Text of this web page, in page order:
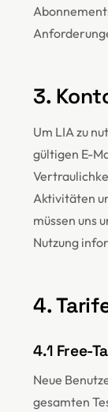
3.
Um LIA zu
gültigen E-
Aktivitäten
müssen uns
Nutzung
4.
4.1 Free-
Neue
gesamten